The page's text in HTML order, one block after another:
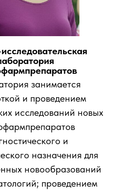
занимается
и проведением
исследований новых
и
назначения для
новообразований
проведением